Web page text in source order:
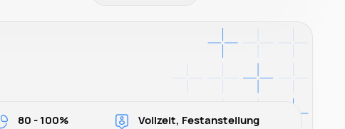
80 - 100% Vollzeit, Festanstellung